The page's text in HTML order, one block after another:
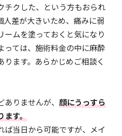
チクした、という方もおられ
人差が大きいため、痛みに弱
ームを塗っておくと気になり
っては、施術料金の中に麻酔
ます。あらかじめご相談く
りませんが、 顔にうっすら
ます。
ば当日から可能ですが、メイ